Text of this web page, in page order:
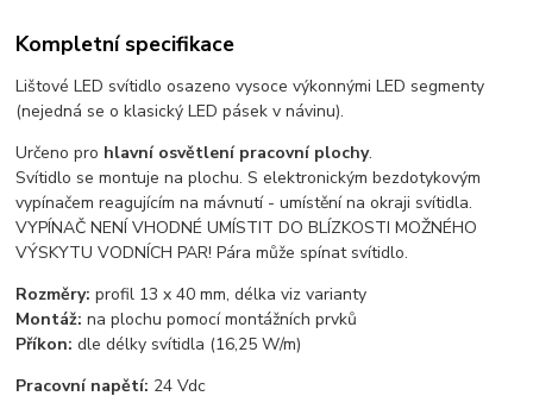
Kompletní specifikace
Lištové LED svítidlo osazeno vysoce výkonnými LED segmenty
(nejedná se o klasický LED pásek v návinu).
Určeno pro hlavní osvětlení pracovní plochy.
Svítidlo se montuje na plochu. S elektronickým bezdotykovým
vypínačem reagujícím na mávnutí - umístění na okraji svítidla.
VYPÍNAČ NENÍ VHODNÉ UMÍSTIT DO BLÍZKOSTI MOŽNÉHO
VÝSKYTU VODNÍCH PAR! Pára může spínat svítidlo.
Rozměry: profil 13 x 40 mm, délka viz varianty
Montáž:na plochu pomocí montážních prvků
Příkon: dle délky svítidla (16,25 W/m)
Pracovní napětí: 24 Vdc